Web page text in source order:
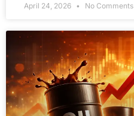
April 24, 2026 No Comments